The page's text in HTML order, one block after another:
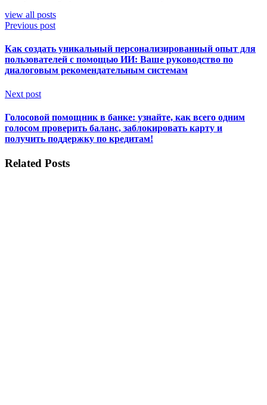
view all posts
Previous post
Как создать уникальный персонализированный опыт для
пользователей с помощью ИИ: Ваше руководство по
диалоговым рекомендательным системам
Next post
Голосовой помощник в банке: узнайте, как всего одним
голосом проверить баланс, заблокировать карту и
получить поддержку по кредитам!
Related Posts